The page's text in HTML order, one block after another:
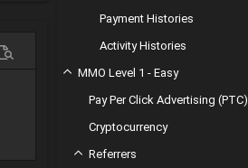
trước
Payment Histories
Activity Histories
MMO Level 1 - Easy
Pay Per Click Advertising (PTC)
Cryptocurrency
Referrers